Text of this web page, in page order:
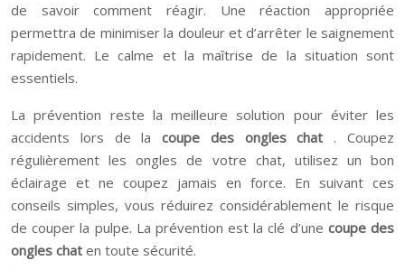
de savoir comment réagir. Une réaction appropriée
permettra de minimiser la douleur et d’arrêter le saignement
rapidement. Le calme et la maîtrise de la situation sont
essentiels.
La prévention reste la meilleure solution pour éviter les
accidents lors de lacoupe des ongles chat . Coupez
régulièrement les ongles de votre chat, utilisez un bon
éclairage et ne coupez jamais en force. En suivant ces
conseils simples, vous réduirez considérablement le risque
de couper la pulpe. La prévention est la clé d’une coupe des
ongles chat en toute sécurité.